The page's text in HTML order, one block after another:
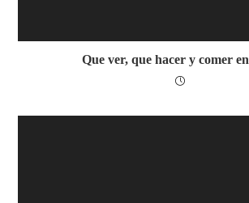
Que ver, que hacer y comer